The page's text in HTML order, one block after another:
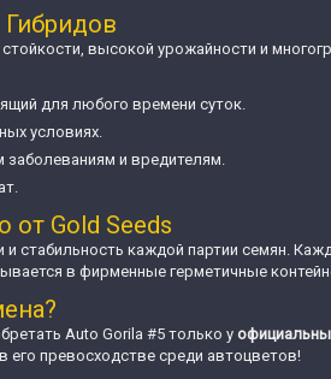
высокой урожайности и
для любого времени суток.
условиях.
заболеваниям и вредителям.
от Gold Seeds
и стабильность каждой партии семян.
в фирменные герметичные
Auto Gorila #5 только у
его превосходстве среди автоцветов!